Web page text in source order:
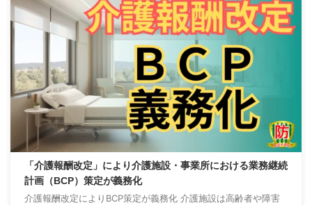
「介護報酬改定」により介護施設・事業所における業務継続
計画（BCP）策定が義務化
介護報酬改定によりBCP策定が義務化 介護施設は高齢者や障害